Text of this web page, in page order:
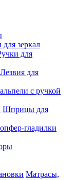
для зеркал
для
Лезвия для
с ручкой
Шприцы для
гладилки
Матрасы,